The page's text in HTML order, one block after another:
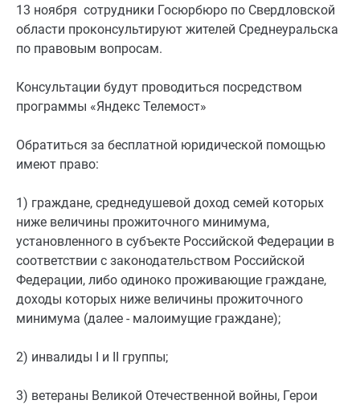
13 ноября сотрудники Госюрбюро по Свердловской
области проконсультируют жителей Среднеуральска
по правовым вопросам.
Консультации будут проводиться посредством
программы «Яндекс Телемост»
Обратиться за бесплатной юридической помощью
имеют право:
1) граждане, среднедушевой доход семей которых
ниже величины прожиточного минимума,
установленного в субъекте Российской Федерации в
соответствии с законодательством Российской
Федерации, либо одиноко проживающие граждане,
доходы которых ниже величины прожиточного
минимума (далее - малоимущие граждане);
2) инвалиды I и II группы;
3) ветераны Великой Отечественной войны, Герои